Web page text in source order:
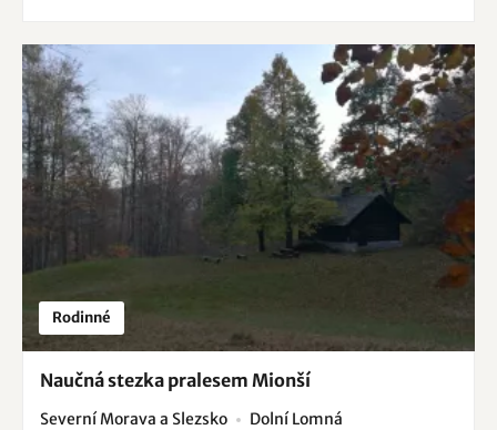
Rodinné
Naučná stezka pralesem Mionší
Severní Morava a Slezsko Dolní Lomná